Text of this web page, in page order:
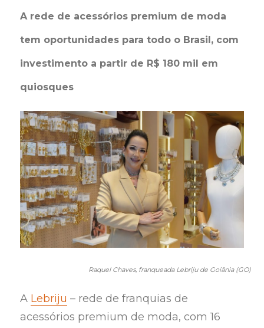
A rede de acessórios premium de moda
tem oportunidades para todo o Brasil, com
investimento a partir de R$ 180 mil em
quiosques
Raquel Chaves, franqueada Lebriju de Goiânia (GO)
A Lebriju – rede de franquias de
acessórios premium de moda, com 16